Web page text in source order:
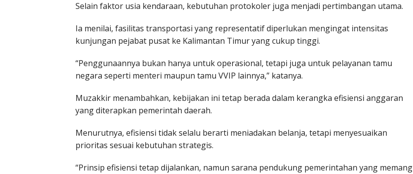
Selain faktor usia kendaraan, kebutuhan protokoler juga menjadi pertimbangan utama.
Ia menilai, fasilitas transportasi yang representatif diperlukan mengingat intensitas
kunjungan pejabat pusat ke Kalimantan Timur yang cukup tinggi.
“Penggunaannya bukan hanya untuk operasional, tetapi juga untuk pelayanan tamu
negara seperti menteri maupun tamu VVIP lainnya,” katanya.
Muzakkir menambahkan, kebijakan ini tetap berada dalam kerangka efisiensi anggaran
yang diterapkan pemerintah daerah.
Menurutnya, efisiensi tidak selalu berarti meniadakan belanja, tetapi menyesuaikan
prioritas sesuai kebutuhan strategis.
“Prinsip efisiensi tetap dijalankan, namun sarana pendukung pemerintahan yang memang